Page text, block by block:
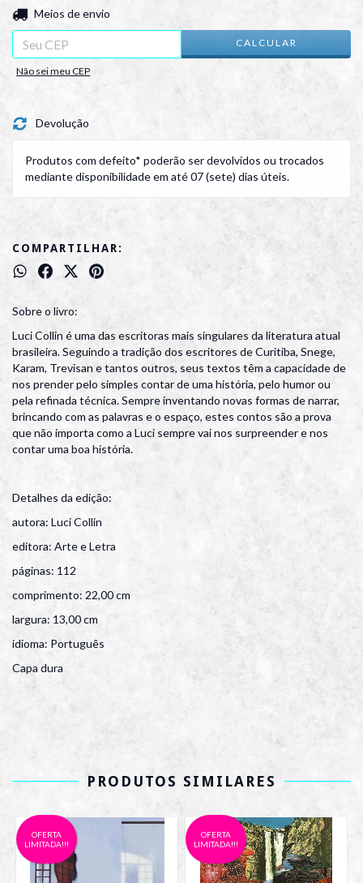
Entregas para o CEP:
Meios de envio
CALCULAR
Não sei meu CEP
Devolução
Produtos com defeito* poderão ser devolvidos ou trocados
mediante disponibilidade em até 07 (sete) dias úteis.
COMPARTILHAR:
Sobre o livro:
Luci Collin é uma das escritoras mais singulares da literatura atual
brasileira. Seguindo a tradição dos escritores de Curitiba, Snege,
Karam, Trevisan e tantos outros, seus textos têm a capacidade de
nos prender pelo simples contar de uma história, pelo humor ou
pela refinada técnica. Sempre inventando novas formas de narrar,
brincando com as palavras e o espaço, estes contos são a prova
que não importa como a Luci sempre vai nos surpreender e nos
contar uma boa história.
Detalhes da edição:
autora: Luci Collin
editora: Arte e Letra
páginas: 112
comprimento: 22,00 cm
largura: 13,00 cm
idioma: Português
Capa dura
PRODUTOS SIMILARES
OFERTA
LIMITADA!!!
OFERTA
LIMITADA!!!